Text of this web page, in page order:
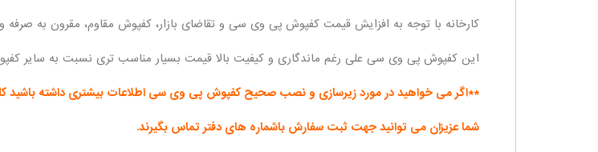
کارخانه با توجه به افزایش قیمت کفپوش پی وی سی و تقاضای بازار، کفپوش مقاوم، مقرون به صرفه
این کفپوش پی وی سی علی رغم ماندگاری و کیفیت بالا قیمت بسیار مناسب تری نسبت به سایر
**اگر می خواهید در مورد زیرسازی و نصب صحیح کفپوش پی وی سی اطلاعات بیشتری داشته باشید
شما عزیزان می توانید جهت ثبت سفارش باشماره های دفتر تماس بگیرند.